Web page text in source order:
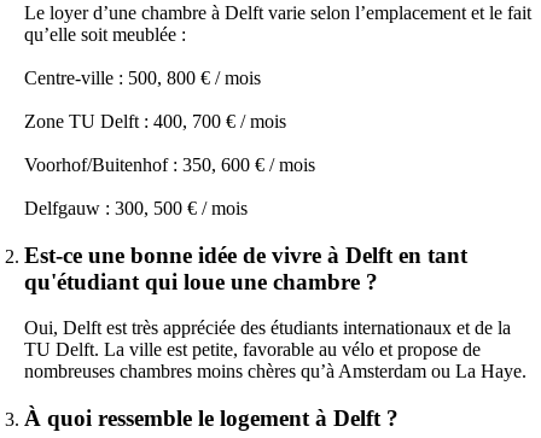
Le loyer d’une chambre à Delft varie selon l’emplacement et le fait
qu’elle soit meublée :
Centre-ville : 500, 800 € / mois
Zone TU Delft : 400, 700 € / mois
Voorhof/Buitenhof : 350, 600 € / mois
Delfgauw : 300, 500 € / mois
Est-ce une bonne idée de vivre à Delft en tant
qu'étudiant qui loue une chambre ?
Oui, Delft est très appréciée des étudiants internationaux et de la
TU Delft. La ville est petite, favorable au vélo et propose de
nombreuses chambres moins chères qu’à Amsterdam ou La Haye.
À quoi ressemble le logement à Delft ?